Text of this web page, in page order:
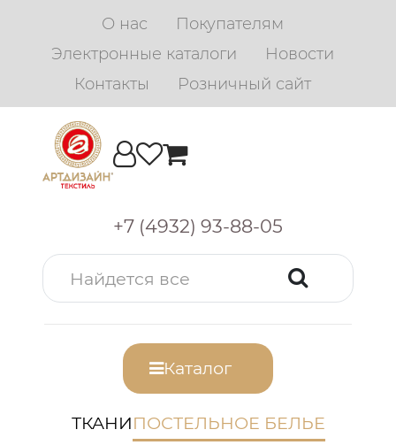
О нас
Покупателям
Электронные каталоги
Новости
Контакты
Розничный сайт
+7 (4932) 93-88-05
Каталог
ТКАНИПОСТЕЛЬНОЕ БЕЛЬЕ